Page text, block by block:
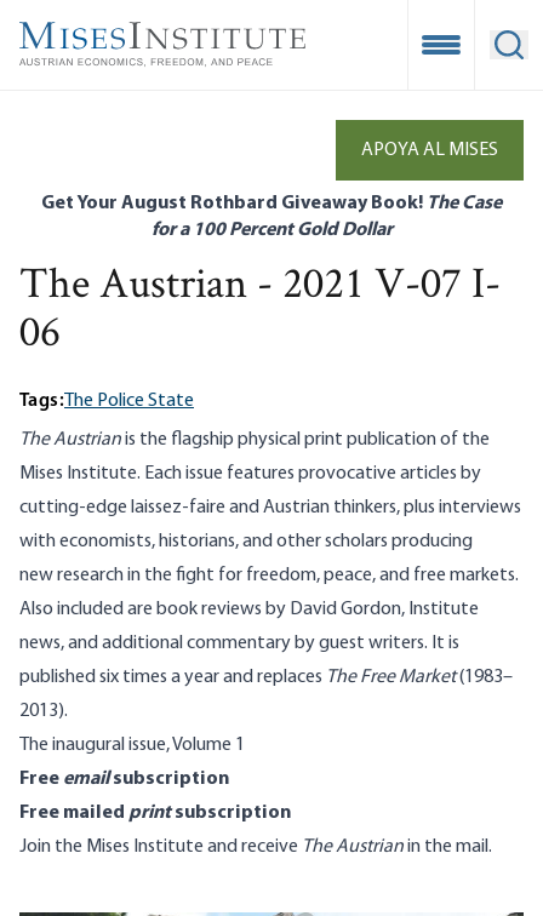
main
Open
APOYA AL MISES
Get Your August Rothbard Giveaway Book! The Case
for a 100 Percent Gold Dollar
The Austrian - 2021 V-07 I-
06
Tags:The Police State
The Austrianis the flagship physical print publication of the
Mises Institute. Each issue features provocative articles by
cutting-edge laissez-faire and Austrian thinkers, plus interviews
with economists, historians, and other scholars producing
new research in the fight for freedom, peace, and free markets.
Also included are book reviews by David Gordon, Institute
news, and additional commentary by guest writers. It is
published six times a year and replaces The Free Market(1983–
2013).
The inaugural issue, Volume 1
Free emailsubscription
Free mailed printsubscription
Join the Mises Institute and receive The Austrianin the mail.